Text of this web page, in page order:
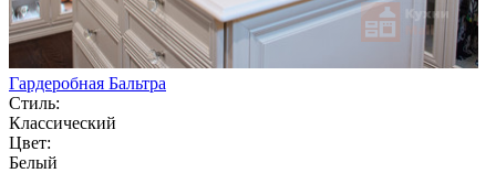
Гардеробная Бальтра
Стиль:
Классический
Цвет:
Белый